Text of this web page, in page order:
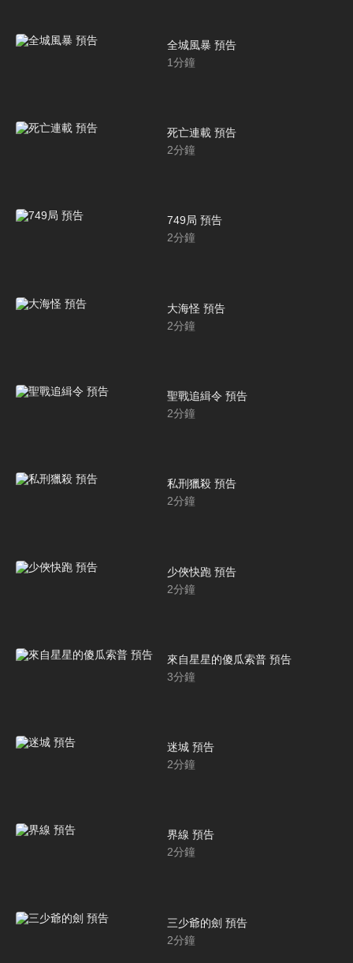
全城風暴 預告
1分鐘
死亡連載 預告
2分鐘
749局 預告
2分鐘
大海怪 預告
2分鐘
聖戰追緝令 預告
2分鐘
私刑獵殺 預告
2分鐘
少俠快跑 預告
2分鐘
來自星星的傻瓜索普 預告
3分鐘
迷城 預告
2分鐘
界線 預告
2分鐘
三少爺的劍 預告
2分鐘